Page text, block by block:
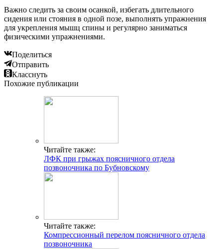
Важно следить за своим осанкой, избегать длительного
сидения или стояния в одной позе, выполнять упражнения
для укрепления мышц спины и регулярно заниматься
физическими упражнениями.
Поделиться
Отправить
Класснуть
Похожие публикации
Читайте также:
ЛФК при грыжах поясничного отдела
позвоночника по Бубновскому
Читайте также:
Компрессионный перелом поясничного отдела
позвоночника